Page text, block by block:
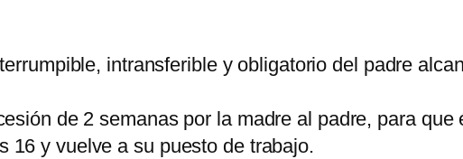
intransferible y obligatorio del padre
de 2 semanas por la madre al padre, para
16 y vuelve a su puesto de trabajo.